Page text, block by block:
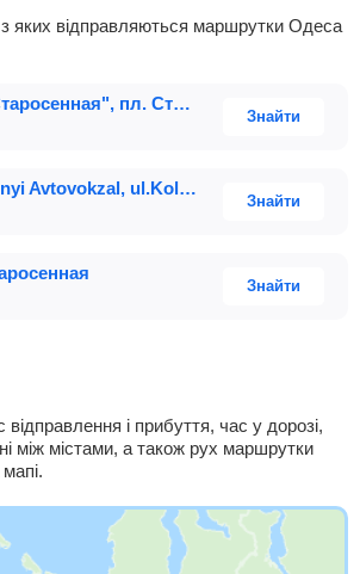
Автостанция "Старосенная", пл. Старосенная 1А-2, платформа № 4
Знайти
Знайти
Odessa, Central'nyi Avtovokzal, ul.Kolontaevskaya 58
Знайти
відправлення і прибуття, час у дорозі,
між містами, а також рух маршрутки